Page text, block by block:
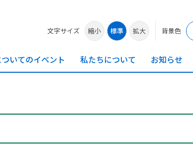
文字サイズ 縮小 標準 拡大 背景色
いてのイベント 私たちについて お知らせ